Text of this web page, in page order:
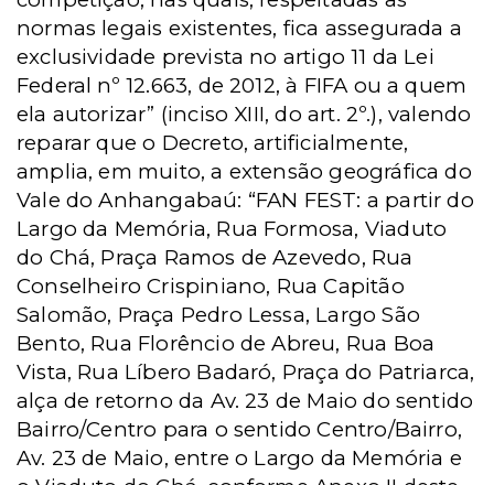
normas legais existentes, fica assegurada a
exclusividade prevista no artigo 11 da Lei
Federal nº 12.663, de 2012, à FIFA ou a quem
ela autorizar” (inciso XIII, do art. 2º.), valendo
reparar que o Decreto, artificialmente,
amplia, em muito, a extensão geográfica do
Vale do Anhangabaú: “FAN FEST: a partir do
Largo da Memória, Rua Formosa, Viaduto
do Chá, Praça Ramos de Azevedo, Rua
Conselheiro Crispiniano, Rua Capitão
Salomão, Praça Pedro Lessa, Largo São
Bento, Rua Florêncio de Abreu, Rua Boa
Vista, Rua Líbero Badaró, Praça do Patriarca,
alça de retorno da Av. 23 de Maio do sentido
Bairro/Centro para o sentido Centro/Bairro,
Av. 23 de Maio, entre o Largo da Memória e